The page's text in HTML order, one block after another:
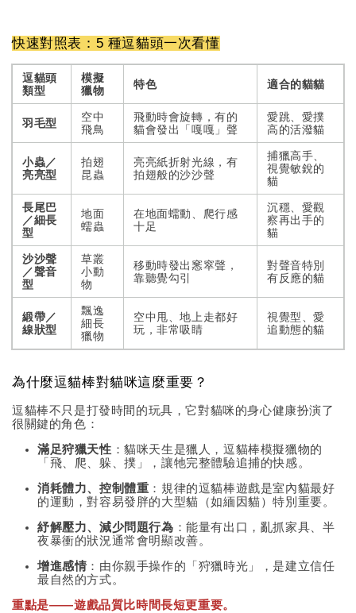
快速對照表：5 種逗貓頭一次看懂
逗貓頭
類型
模擬
獵物
特色 適合的貓貓
羽毛型
空中
飛鳥
飛動時會旋轉，有的
貓會發出「嘎嘎」聲
愛跳、愛撲
高的活潑貓
小蟲／
亮亮型
拍翅
昆蟲
亮亮紙折射光線，有
拍翅般的沙沙聲
捕獵高手、
視覺敏銳的
貓
長尾巴
／細長
型
地面
蠕蟲
在地面蠕動、爬行感
十足
沉穩、愛觀
察再出手的
貓
沙沙聲
／聲音
型
草叢
小動
物
移動時發出窸窣聲，
靠聽覺勾引
對聲音特別
有反應的貓
緞帶／
線狀型
飄逸
細長
獵物
空中甩、地上走都好
玩，非常吸睛
視覺型、愛
追動態的貓
為什麼逗貓棒對貓咪這麼重要？
逗貓棒不只是打發時間的玩具，它對貓咪的身心健康扮演了
很關鍵的角色：
滿足狩獵天性 ：貓咪天生是獵人，逗貓棒模擬獵物的
「飛、爬、躲、撲」，讓牠完整體驗追捕的快感。
消耗體力、控制體重 ：規律的逗貓棒遊戲是室內貓最好
的運動，對容易發胖的大型貓（如緬因貓）特別重要。
紓解壓力、減少問題行為 ：能量有出口，亂抓家具、半
夜暴衝的狀況通常會明顯改善。
增進感情 ：由你親手操作的「狩獵時光」，是建立信任
最自然的方式。
重點是——遊戲品質比時間長短更重要。